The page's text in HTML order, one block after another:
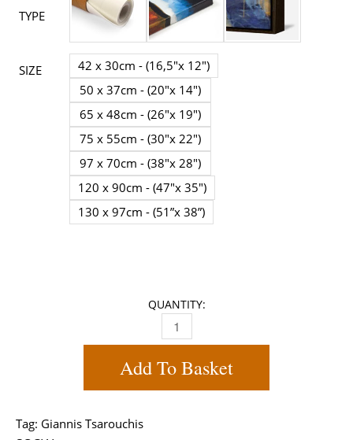
TYPE
SIZE
42 x 30cm - (16,5"x 12")
50 x 37cm - (20"x 14")
65 x 48cm - (26"x 19")
75 x 55cm - (30"x 22")
97 x 70cm - (38"x 28")
120 x 90cm - (47"x 35")
130 x 97cm - (51”x 38”)
QUANTITY:
GIANNIS TSAROUCHIS PAINTING
Add To Basket
Tag: Giannis Tsarouchis